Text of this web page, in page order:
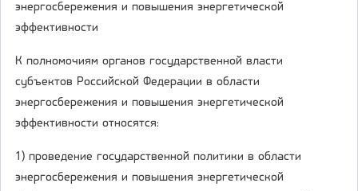
энергосбережения и повышения энергетической
эффективности
К полномочиям органов государственной власти
субъектов Российской Федерации в области
энергосбережения и повышения энергетической
эффективности относятся:
1) проведение государственной политики в области
энергосбережения и повышения энергетической